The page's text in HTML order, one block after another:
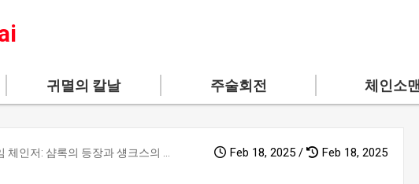
귀멸의 칼날 주술회전 체인소맨
Feb 18, 2025 / Feb 18, 2025